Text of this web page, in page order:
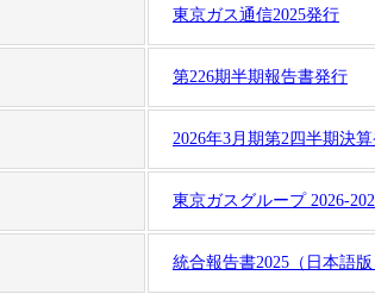
東京ガス通信2025発行
第226期半期報告書発行
2026年3月期第2四半期決
東京ガスグループ 2026-
統合報告書2025（日本語